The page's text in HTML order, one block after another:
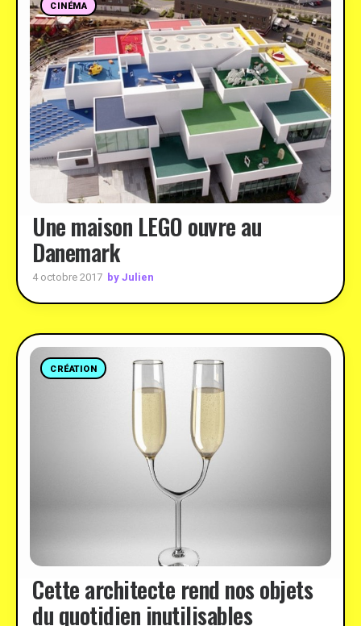
CINÉMA
Une maison LEGO ouvre au
Danemark
4 octobre 2017 by Julien
CRÉATION
Cette architecte rend nos objets
du quotidien inutilisables